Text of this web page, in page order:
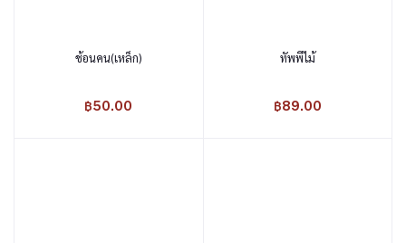
หยิบใส่ตะกร้า
ช้อนคน(เหล็ก)
฿50.00
หยิบใส่ตะกร้า
ทัพพีไม้
฿89.00